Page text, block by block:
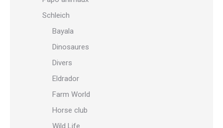
Schleich
Bayala
Dinosaures
Divers
Eldrador
Farm World
Horse club
Wild Life